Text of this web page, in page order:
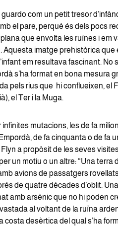
com un petit tresor
el pare, perquè és dels pocs
que envolta les ruïnes i em
Aquesta imatge prehistòrica
em resultava fascinant. No
s’ha format en bona mesura
pels rius que hi conflueixen, el
el Ter i la Muga.
mutacions, les de fa
de fa cinquanta o de fa
Flyn a propòsit de les seves
un motiu o un altre: “Una terra
avions de passatgers
de quatre dècades d’oblit.
amb arsènic que no hi poden
al voltant de la ruïna
costa desèrtica del qual s’ha